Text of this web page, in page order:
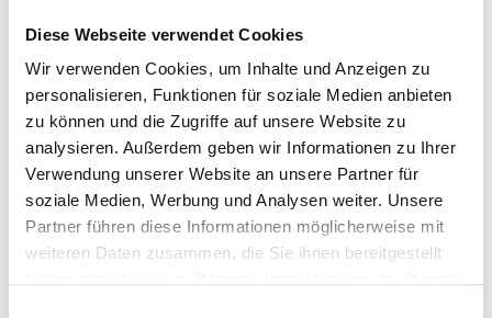
Diese Webseite verwendet Cookies
Wir verwenden Cookies, um Inhalte und Anzeigen zu
personalisieren, Funktionen für soziale Medien anbieten
zu können und die Zugriffe auf unsere Website zu
analysieren. Außerdem geben wir Informationen zu Ihrer
Verwendung unserer Website an unsere Partner für
soziale Medien, Werbung und Analysen weiter. Unsere
Partner führen diese Informationen möglicherweise mit
weiteren Daten zusammen, die Sie ihnen bereitgestellt
besondere Verantwortung übernommen, vor
allem als langjähriger Fraktionsvorsitzender
der CDU-Fraktion, wo er immer ein
verlässlicher Vertreter und Ansprechpartner
für Fraktionsmitglieder, andere Fraktion,
Verwaltung und Bürger war. Seine sachliche
und ruhige Art ermöglichte stets eine
konstruktive Zusammenarbeit. Besonders